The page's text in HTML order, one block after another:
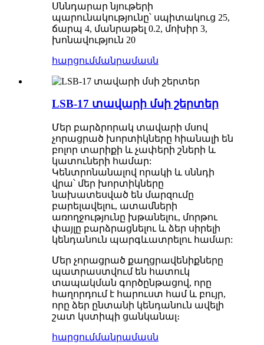
Սննդարար նյութերի
պարունակությունը՝ սպիտակուց 25,
ճարպ 4, մանրաթել 0.2, մոխիր 3,
խոնավություն 20
հարցումմանրամասն
LSB-17 տավարի մսի շերտեր
Մեր բարձրորակ տավարի մսով
չորացրած խորտիկները հիանալի են
բոլոր տարիքի և չափերի շների և
կատուների համար:
Կենտրոնանալով որակի և սննդի
վրա՝ մեր խորտիկները
նախատեսված են մարզումը
բարելավելու, ատամների
առողջությունը խթանելու, մորթու
փայլը բարձրացնելու և ձեր սիրելի
կենդանուն պարգևատրելու համար:
Մեր չորացրած քաղցրավենիքները
պատրաստվում են հատուկ
տապակման գործընթացով, որը
հաղորդում է հարուստ համ և բույր,
որը ձեր ընտանի կենդանուն ավելի
շատ կստիպի ցանկանալ։
հարցումմանրամասն